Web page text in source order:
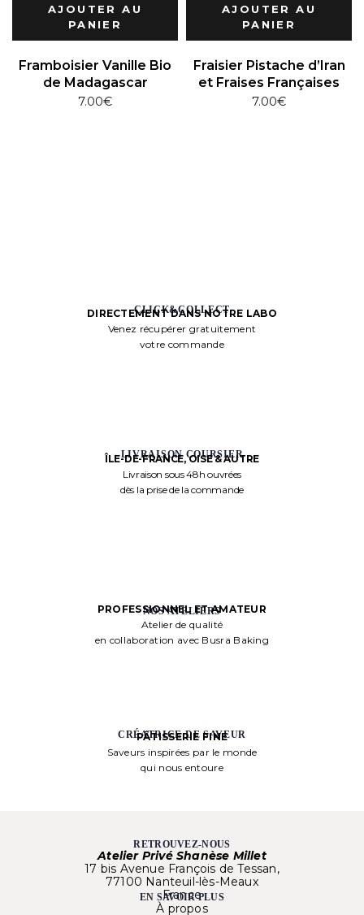
AJOUTER AU
PANIER
Framboisier Vanille Bio
de Madagascar
7.00€
AJOUTER AU
PANIER
Fraisier Pistache d’Iran
et Fraises Françaises
7.00€
CLICK&COLLECT
DIRECTEMENT DANS NOTRE LABO
Venez récupérer gratuitement
votre commande
LIVRAISON COURSIER
ÎLE-DE-FRANCE, OISE & AUTRE
Livraison sous 48h ouvrées
dès la prise de la commande
NOS ATELIERS
PROFESSIONNEL ET AMATEUR
Atelier de qualité
en collaboration avec Busra Baking
CRÉATRICE DE SAVEUR
PÂTISSERIE FINE
Saveurs inspirées par le monde
qui nous entoure
RETROUVEZ-NOUS
Atelier Privé Shanèse Millet
17 bis Avenue François de Tessan,
77100 Nanteuil-lès-Meaux
France
EN SAVOIR PLUS
À propos